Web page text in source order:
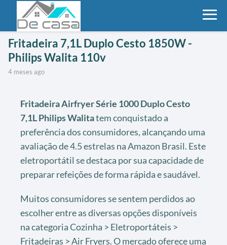
Fritadeira 7,1L Duplo Cesto 1850W -
Philips Walita 110v
4 meses ago
Fritadeira Airfryer Série 1000 Duplo Cesto
7,1L Philips Walitatem conquistado a
preferência dos consumidores, alcançando uma
avaliação de 4.5 estrelas na Amazon Brasil. Este
eletroportátil se destaca por sua capacidade de
preparar refeições de forma rápida e saudável.
Muitos consumidores se sentem perdidos ao
escolher entre as diversas opções disponíveis
na categoria Cozinha > Eletroportáteis >
Fritadeiras > Air Fryers. O mercado oferece uma